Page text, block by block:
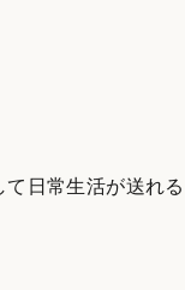
日常生活が送れる